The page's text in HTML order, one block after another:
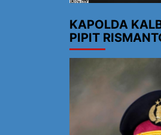
KAPOLDA
PIPIT